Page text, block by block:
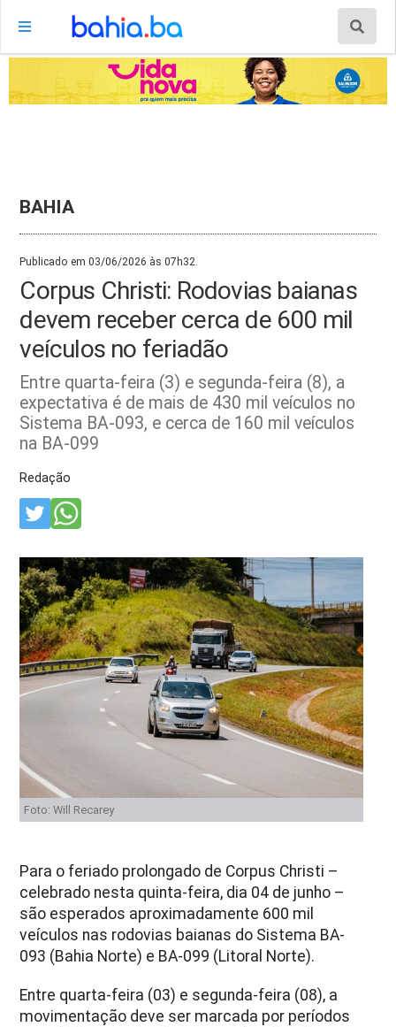
BAHIA
Publicado em 03/06/2026 às 07h32.
Corpus Christi: Rodovias baianas
devem receber cerca de 600 mil
veículos no feriadão
Entre quarta-feira (3) e segunda-feira (8), a
expectativa é de mais de 430 mil veículos no
Sistema BA-093, e cerca de 160 mil veículos
na BA-099
Redação
Foto: Will Recarey
Para o feriado prolongado de Corpus Christi –
celebrado nesta quinta-feira, dia 04 de junho –
são esperados aproximadamente 600 mil
veículos nas rodovias baianas do Sistema BA-
093 (Bahia Norte) e BA-099 (Litoral Norte).
Entre quarta-feira (03) e segunda-feira (08), a
movimentação deve ser marcada por períodos